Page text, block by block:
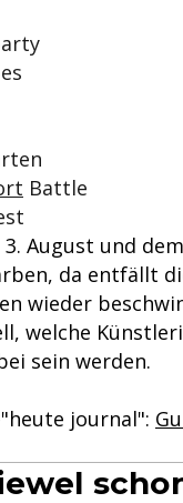
Battle
August und
da entfällt
wieder
welche
sein werden.
journal":